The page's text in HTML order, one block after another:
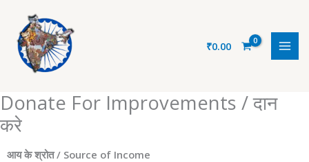
content
₹0.00
Donate For Improvements / दान
करे
आय के श्रोत / Source of Income